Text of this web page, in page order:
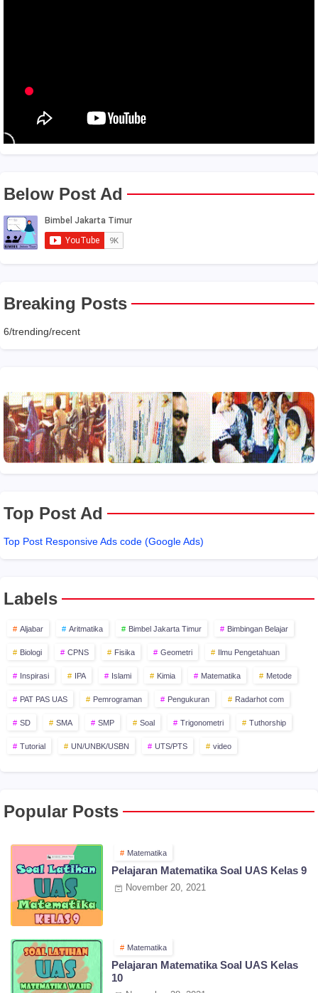
Below Post Ad
Breaking Posts
6/trending/recent
Top Post Ad
Top Post Responsive Ads code (Google Ads)
Labels
Aljabar Aritmatika Bimbel Jakarta Timur Bimbingan Belajar
Biologi CPNS Fisika Geometri Ilmu Pengetahuan
Inspirasi IPA Islami Kimia Matematika Metode
PAT PAS UAS Pemrograman Pengukuran Radarhot com
SD SMA SMP Soal Trigonometri Tuthorship
Tutorial UN/UNBK/USBN UTS/PTS video
Popular Posts
Matematika
Pelajaran Matematika Soal UAS Kelas 9
November 20, 2021
Matematika
Pelajaran Matematika Soal UAS Kelas
10